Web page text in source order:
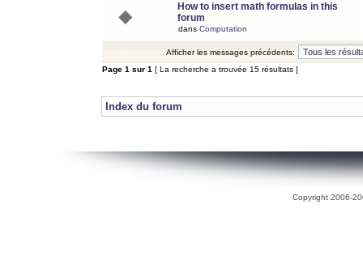
How to insert math formulas in this
forum
dans Computation
Afficher les messages précédents:
Page 1 sur 1 [ La recherche a trouvée 15 résultats ]
Index du forum
Copyright 2006-